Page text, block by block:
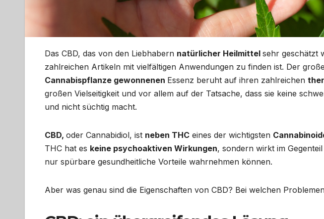
Das CBD, das von den Liebhabern natürlicher Heilmittel sehr geschätzt
zahlreichen Artikeln mit vielfältigen Anwendungen zu finden ist. Der
Cannabispflanze gewonnenen Essenz beruht auf ihren zahlreichen
großen Vielseitigkeit und vor allem auf der Tatsache, dass sie keine
und nicht süchtig macht.
CBD, oder Cannabidiol, ist neben THC eines der wichtigsten
THC hat es keine psychoaktiven Wirkungen, sondern wirkt im
nur spürbare gesundheitliche Vorteile wahrnehmen können.
Aber was genau sind die Eigenschaften von CBD? Bei welchen